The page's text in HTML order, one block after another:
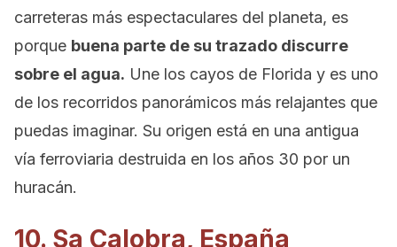
carreteras más espectaculares del planeta, es
porque buena parte de su trazado discurre
sobre el agua. Une los cayos de Florida y es uno
de los recorridos panorámicos más relajantes que
puedas imaginar. Su origen está en una antigua
vía ferroviaria destruida en los años 30 por un
huracán.
10. Sa Calobra, España